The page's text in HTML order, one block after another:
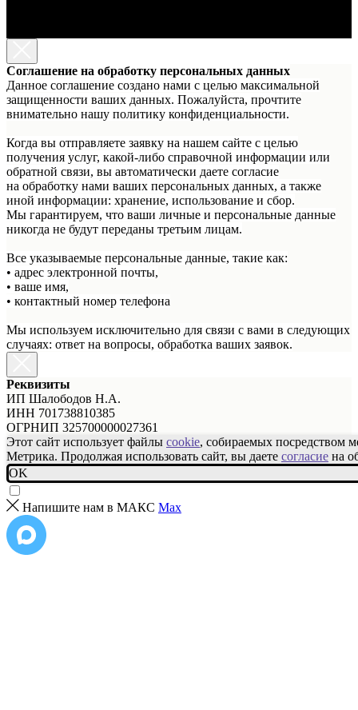
Соглашение на обработку персональных данных
Данное соглашение создано нами с целью максимальной
защищенности ваших данных. Пожалуйста, прочтите
внимательно нашу политику конфиденциальности.
Когда вы отправляете заявку на нашем сайте с целью
получения услуг, какой-либо справочной информации или
обратной связи, вы автоматически даете согласие
на обработку нами ваших персональных данных, а также
иной информации: хранение, использование и сбор.
Мы гарантируем, что ваши личные и персональные данные
никогда не будут переданы третьим лицам.
Все указываемые персональные данные, такие как:
• адрес электронной почты,
• ваше имя,
• контактный номер телефона
Мы используем исключительно для связи с вами в следующих
случаях: ответ на вопросы, обработка ваших заявок.
Реквизиты
ИП Шалободов Н.А.
ИНН 701738810385
ОГРНИП 325700000027361
Этот сайт использует файлы cookie, собираемых посредством
Метрика. Продолжая использовать сайт, вы даете согласие на
OK
Напишите нам в МАКС Max